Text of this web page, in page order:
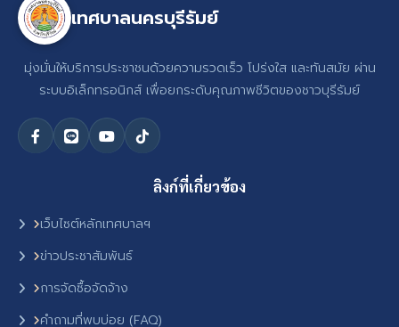
เทศบาลนครบุรีรัมย์
มุ่งมั่นให้บริการประชาชนด้วยความรวดเร็ว โปร่งใส และทันสมัย ผ่าน
ระบบอิเล็กทรอนิกส์ เพื่อยกระดับคุณภาพชีวิตของชาวบุรีรัมย์
ลิงก์ที่เกี่ยวข้อง
เว็บไซต์หลักเทศบาลฯ
ข่าวประชาสัมพันธ์
การจัดซื้อจัดจ้าง
คำถามที่พบบ่อย (FAQ)